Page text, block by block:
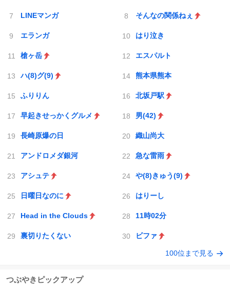
LINEマンガ そんなの関係ねぇ
エランガ はり泣き
槍ヶ岳 エスパルト
ハ(8)グ(9) 熊本県熊本
ふりりん 北坂戸駅
早起きせっかくグルメ 男(42)
長崎原爆の日 織山尚大
アンドロメダ銀河 急な雷雨
アシュテ や(8)きゅう(9)
日曜日なのに はりーし
Head in the Clouds 11時02分
裏切りたくない ビファ
100位まで見る
つぶやきピックアップ